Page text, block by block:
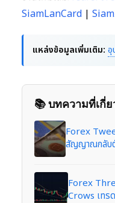
SiamLanCard |
แหล่งข้อมูลเพิ่มเติม: อุ
📚 บทความที่เกี่
Forex
สัญญาณกลับ
Forex
Crows เทร